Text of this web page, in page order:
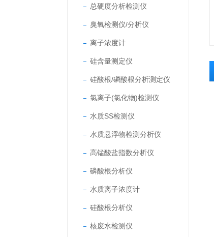
总硬度分析检测仪
臭氧检测仪/分析仪
离子浓度计
硅含量测定仪
硅酸根/磷酸根分析测定仪
氯离子(氯化物)检测仪
水质SS检测仪
水质悬浮物检测分析仪
高锰酸盐指数分析仪
磷酸根分析仪
水质离子浓度计
硅酸根分析仪
核废水检测仪